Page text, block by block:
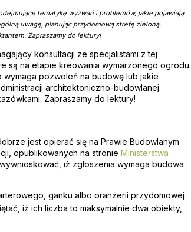
tematykę wyzwań i problemów, jakie pojawiają
uwagę, planując przydomową strefę zieloną.
Zapraszamy do lektury!
konsultacji ze specjalistami z tej
są na etapie kreowania wymarzonego ogrodu.
pozwoleń na budowę lub jakie
architektoniczno-budowlanej.
Zapraszamy do lektury!
jest opierać się na Prawie Budowlanym
opublikowanych na stronie Ministerstwa
iż zgłoszenia wymaga budowa
ganku albo oranżerii przydomowej
iż ich liczba to maksymalnie dwa obiekty,